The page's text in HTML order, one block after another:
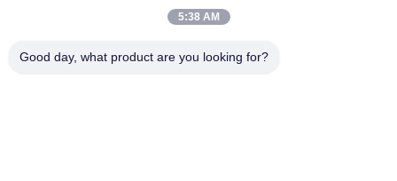
নির্মাণ ট্রাক
5:38 AM
Good day, what product are you looking for?